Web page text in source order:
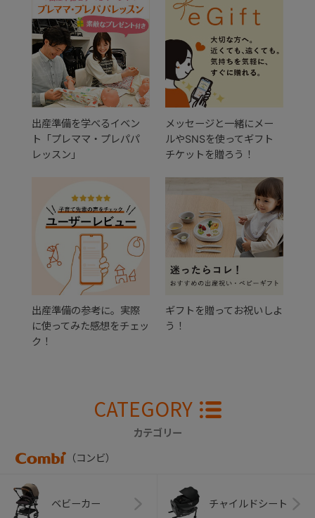
出産準備を学べるイベン
ト「プレママ・プレパパ
レッスン」
メッセージと一緒にメー
ルやSNSを使ってギフト
チケットを贈ろう！
出産準備の参考に。実際
に使ってみた感想をチェッ
ク！
ギフトを贈ってお祝いしよ
う！
CATEGORY
カテゴリー
（コンビ）
ベビーカー チャイルドシート